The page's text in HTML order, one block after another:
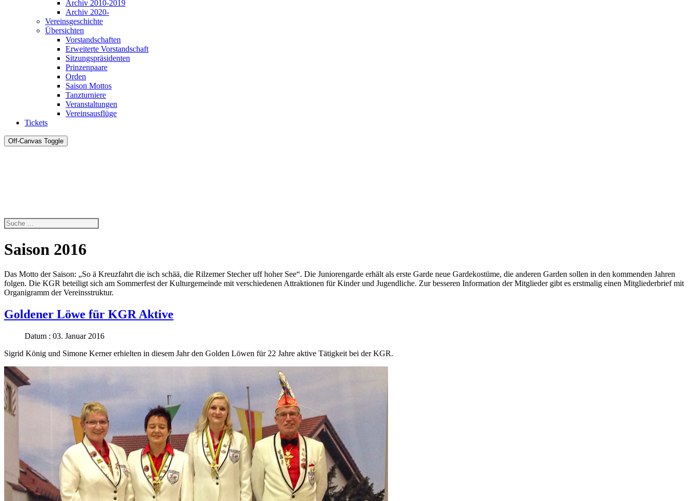
Archiv 2010-2019
Archiv 2020-
Vereinsgeschichte
Übersichten
Vorstandschaften
Erweiterte Vorstandschaft
Sitzungspräsidenten
Prinzenpaare
Orden
Saison Mottos
Tanzturniere
Veranstaltungen
Vereinsausflüge
Tickets
Off-Canvas Toggle
Saison 2016
Das Motto der Saison: „So ä Kreuzfahrt die isch schää, die Rilzemer Stecher uff hoher See“. Die Juniorengarde erhält als erste Garde neue Gardekostüme, die anderen Garden sollen in den kommenden Jahren
folgen. Die KGR beteiligt sich am Sommerfest der Kulturgemeinde mit verschiedenen Attraktionen für Kinder und Jugendliche. Zur besseren Information der Mitglieder gibt es erstmalig einen Mitgliederbrief mit
Organigramm der Vereinsstruktur.
Goldener Löwe für KGR Aktive
Datum : 03. Januar 2016
Sigrid König und Simone Kerner erhielten in diesem Jahr den Golden Löwen für 22 Jahre aktive Tätigkeit bei der KGR.